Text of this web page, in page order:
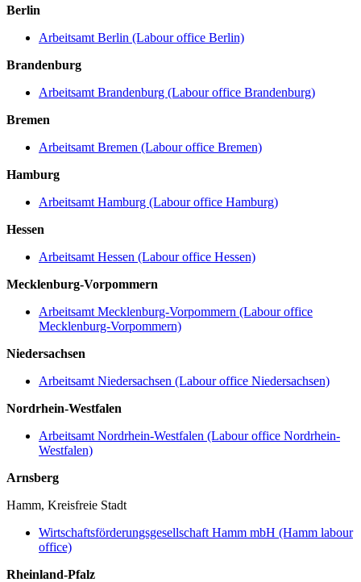
Berlin
Arbeitsamt Berlin (Labour office Berlin)
Brandenburg
Arbeitsamt Brandenburg (Labour office Brandenburg)
Bremen
Arbeitsamt Bremen (Labour office Bremen)
Hamburg
Arbeitsamt Hamburg (Labour office Hamburg)
Hessen
Arbeitsamt Hessen (Labour office Hessen)
Mecklenburg-Vorpommern
Arbeitsamt Mecklenburg-Vorpommern (Labour office
Mecklenburg-Vorpommern)
Niedersachsen
Arbeitsamt Niedersachsen (Labour office Niedersachsen)
Nordrhein-Westfalen
Arbeitsamt Nordrhein-Westfalen (Labour office Nordrhein-
Westfalen)
Arnsberg
Hamm, Kreisfreie Stadt
Wirtschaftsförderungsgesellschaft Hamm mbH (Hamm labour
office)
Rheinland-Pfalz